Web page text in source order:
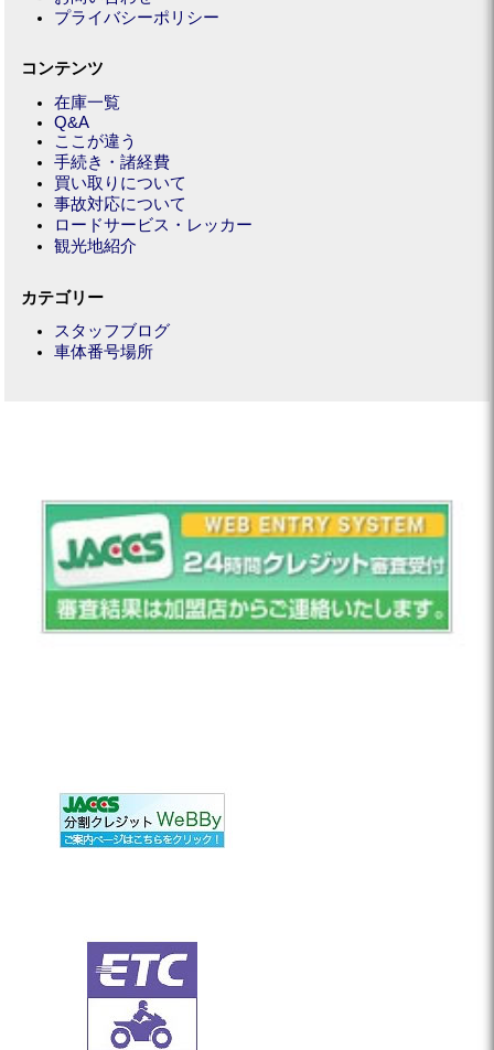
プライバシーポリシー
コンテンツ
在庫一覧
Q&A
ここが違う
手続き・諸経費
買い取りについて
事故対応について
ロードサービス・レッカー
観光地紹介
カテゴリー
スタッフブログ
車体番号場所